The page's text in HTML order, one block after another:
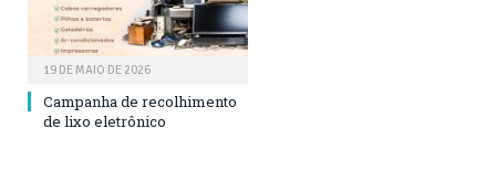
19 DE MAIO DE 2026
Campanha de recolhimento
de lixo eletrônico